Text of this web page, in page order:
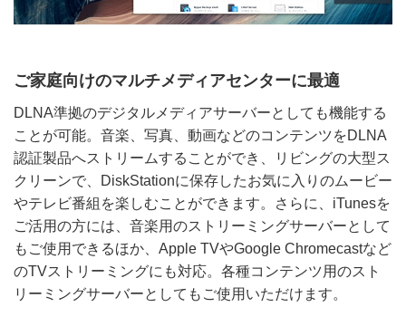
ご家庭向けのマルチメディアセンターに最適
DLNA準拠のデジタルメディアサーバーとしても機能する
ことが可能。音楽、写真、動画などのコンテンツをDLNA
認証製品へストリームすることができ、リビングの大型ス
クリーンで、DiskStationに保存したお気に入りのムービー
やテレビ番組を楽しむことができます。さらに、iTunesを
ご活用の方には、音楽用のストリーミングサーバーとして
もご使用できるほか、Apple TVやGoogle Chromecastなど
のTVストリーミングにも対応。各種コンテンツ用のスト
リーミングサーバーとしてもご使用いただけます。